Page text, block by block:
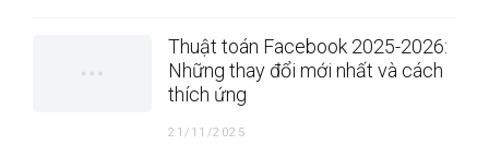
Thuật toán Facebook 2025-2026:
Những thay đổi mới nhất và cách
thích ứng
21/11/2025